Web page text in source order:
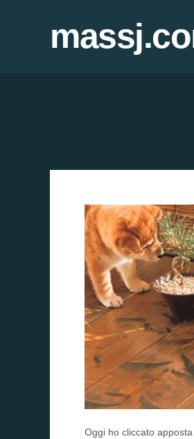
Oggi ho cliccato